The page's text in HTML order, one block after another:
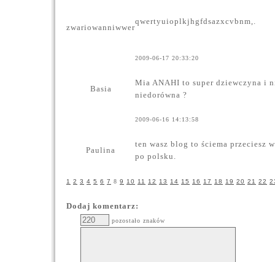
zwariowanniwwer
qwertyuioplkjhgfdsazxcvbnm,.
Basia
2009-06-17 20:33:20
Mia ANAHI to super dziewczyna i
niedorówna ?
Paulina
2009-06-16 14:13:58
ten wasz blog to ściema przeciesz
po polsku.
1 2 3 4 5 6 7 8 9 10 11 12 13 14 15 16 17 18 19 20 21 22
Dodaj komentarz:
pozostało znaków